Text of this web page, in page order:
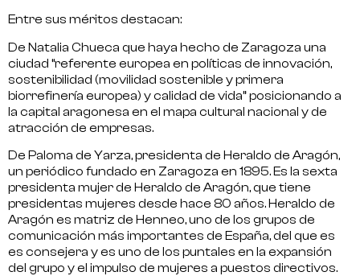
Entre sus méritos destacan:
De Natalia Chueca que haya hecho de Zaragoza una
ciudad “referente europea en políticas de innovación,
sostenibilidad (movilidad sostenible y primera
biorrefinería europea) y calidad de vida” posicionando a
la capital aragonesa en el mapa cultural nacional y de
atracción de empresas.
De Paloma de Yarza,presidenta de Heraldo de Aragón,
un periódico fundado en Zaragoza en 1895. Es la sexta
presidenta mujer de Heraldo de Aragón, que tiene
presidentas mujeres desde hace 80 años. Heraldo de
Aragón es matriz de Henneo, uno de los grupos de
comunicación más importantes de España, del que es
es consejera y es uno de los puntales en la expansión
del grupo y el impulso de mujeres a puestos directivos.